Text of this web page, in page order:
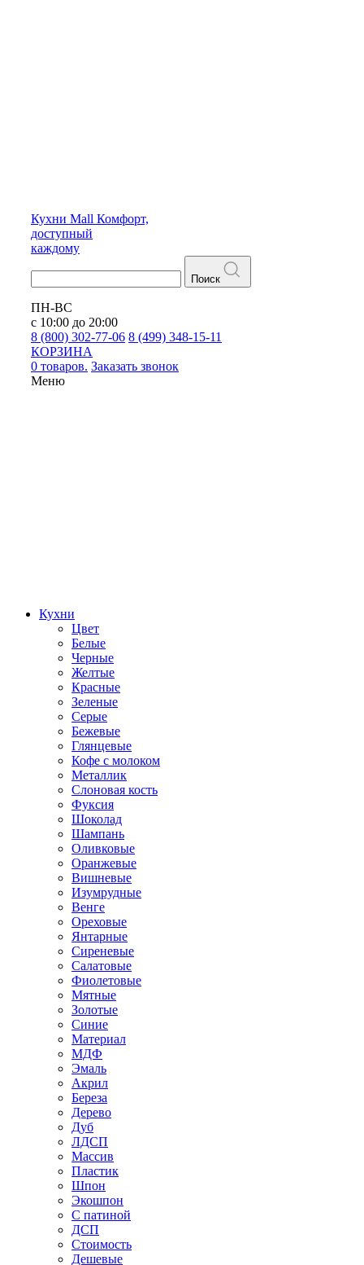
Кухни Mall Комфорт,
доступный
каждому
Поиск
ПН-ВС
с 10:00 до 20:00
8 (800) 302-77-06 8 (499) 348-15-11
КОРЗИНА
0 товаров. Заказать звонок
Меню
Кухни
Цвет
Белые
Черные
Желтые
Красные
Зеленые
Серые
Бежевые
Глянцевые
Кофе с молоком
Металлик
Слоновая кость
Фуксия
Шоколад
Шампань
Оливковые
Оранжевые
Вишневые
Изумрудные
Венге
Ореховые
Янтарные
Сиреневые
Салатовые
Фиолетовые
Мятные
Золотые
Синие
Материал
МДФ
Эмаль
Акрил
Береза
Дерево
Дуб
ЛДСП
Массив
Пластик
Шпон
Экошпон
С патиной
ДСП
Стоимость
Дешевые